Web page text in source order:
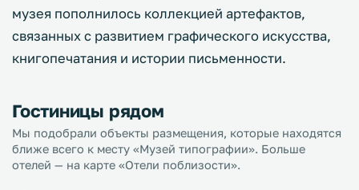
музея пополнилось коллекцией артефактов,
связанных с развитием графического искусства,
книгопечатания и истории письменности.
Гостиницы рядом
Мы подобрали объекты размещения, которые находятся
ближе всего к месту «Музей типографии». Больше
отелей — на карте «Отели поблизости».